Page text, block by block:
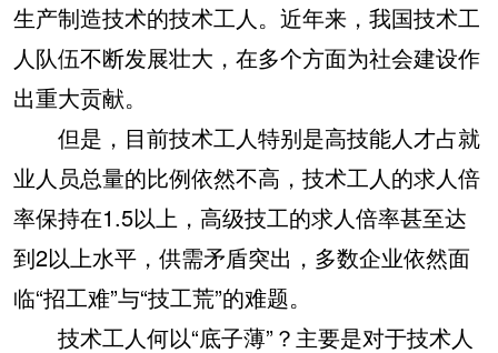
生产制造技术的技术工人。近年来，我国技术工
人队伍不断发展壮大，在多个方面为社会建设作
出重大贡献。
但是，目前技术工人特别是高技能人才占就
业人员总量的比例依然不高，技术工人的求人倍
率保持在1.5以上，高级技工的求人倍率甚至达
到2以上水平，供需矛盾突出，多数企业依然面
临“招工难”与“技工荒”的难题。
技术工人何以“底子薄”？主要是对于技术人